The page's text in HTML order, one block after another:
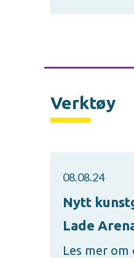
Verktøy
08.08.24
Nytt
Lade
Les mer om